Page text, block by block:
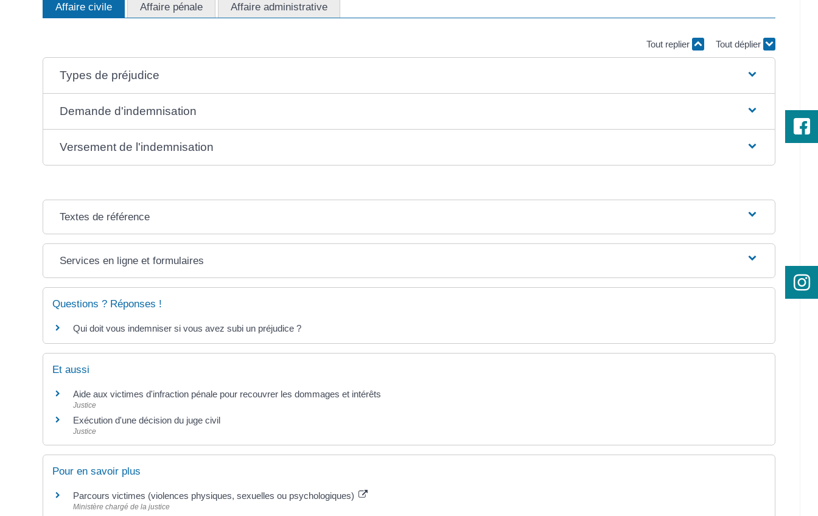
Affaire civile Affaire pénale Affaire administrative
Tout replier Tout déplier
Types de préjudice
Demande d'indemnisation
Versement de l'indemnisation
Textes de référence
Services en ligne et formulaires
Questions ? Réponses !
Qui doit vous indemniser si vous avez subi un préjudice ?
Et aussi
Aide aux victimes d'infraction pénale pour recouvrer les dommages et intérêts
Justice
Exécution d'une décision du juge civil
Justice
Pour en savoir plus
Parcours victimes (violences physiques, sexuelles ou psychologiques)
Ministère chargé de la justice